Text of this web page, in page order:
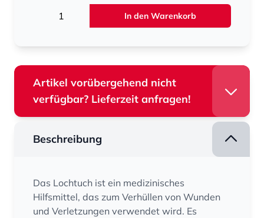
In den Warenkorb
Artikel vorübergehend nicht
verfügbar? Lieferzeit anfragen!
Beschreibung
Das Lochtuch ist ein medizinisches
Hilfsmittel, das zum Verhüllen von Wunden
und Verletzungen verwendet wird. Es